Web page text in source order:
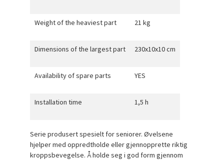
Weight of the heaviest part 21 kg
Dimensions of the largest part 230x10x10 cm
Availability of spare parts YES
Installation time 1,5 h
Serie produsert spesielt for seniorer. Øvelsene
hjelper med oppredtholde eller gjennopprette riktig
kroppsbevegelse. Å holde seg i god form gjennom